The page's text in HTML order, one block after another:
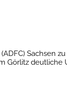
Sachsen zu
Görlitz deutliche